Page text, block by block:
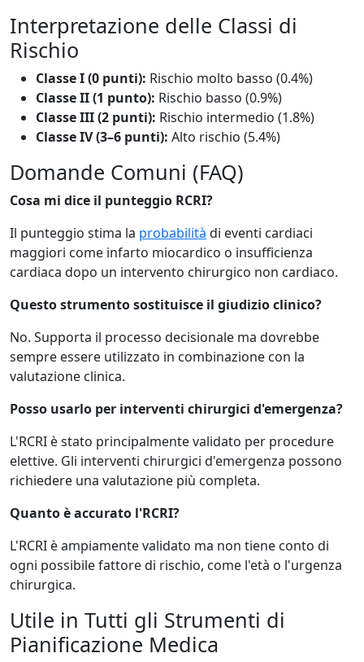
Interpretazione delle Classi di
Rischio
Classe I (0 punti): Rischio molto basso (0.4%)
Classe II (1 punto): Rischio basso (0.9%)
Classe III (2 punti): Rischio intermedio (1.8%)
Classe IV (3–6 punti): Alto rischio (5.4%)
Domande Comuni (FAQ)
Cosa mi dice il punteggio RCRI?
Il punteggio stima la probabilità di eventi cardiaci
maggiori come infarto miocardico o insufficienza
cardiaca dopo un intervento chirurgico non cardiaco.
Questo strumento sostituisce il giudizio clinico?
No. Supporta il processo decisionale ma dovrebbe
sempre essere utilizzato in combinazione con la
valutazione clinica.
Posso usarlo per interventi chirurgici d'emergenza?
L'RCRI è stato principalmente validato per procedure
elettive. Gli interventi chirurgici d'emergenza possono
richiedere una valutazione più completa.
Quanto è accurato l'RCRI?
L'RCRI è ampiamente validato ma non tiene conto di
ogni possibile fattore di rischio, come l'età o l'urgenza
chirurgica.
Utile in Tutti gli Strumenti di
Pianificazione Medica